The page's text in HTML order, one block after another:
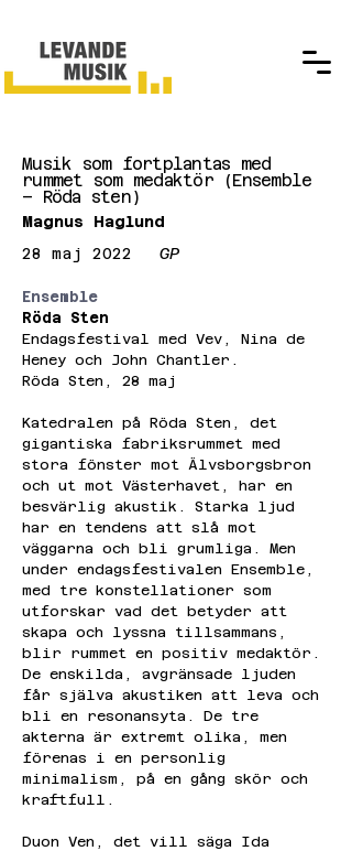
Musik som fortplantas med
rummet som medaktör (Ensemble
– Röda sten)
Magnus Haglund
28 maj 2022
GP
Ensemble
Röda Sten
Endagsfestival med Vev, Nina de
Heney och John Chantler.
Röda Sten, 28 maj
Katedralen på Röda Sten, det
gigantiska fabriksrummet med
stora fönster mot Älvsborgsbron
och ut mot Västerhavet, har en
besvärlig akustik. Starka ljud
har en tendens att slå mot
väggarna och bli grumliga. Men
under endagsfestivalen Ensemble,
med tre konstellationer som
utforskar vad det betyder att
skapa och lyssna tillsammans,
blir rummet en positiv medaktör.
De enskilda, avgränsade ljuden
får själva akustiken att leva och
bli en resonansyta. De tre
akterna är extremt olika, men
förenas i en personlig
minimalism, på en gång skör och
kraftfull.
Duon Ven, det vill säga Ida